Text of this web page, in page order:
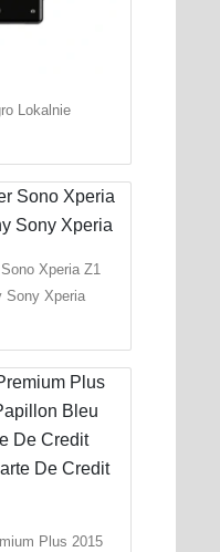
Lokalnie
Xperia Z1
Sony Xperia
Plus 2015